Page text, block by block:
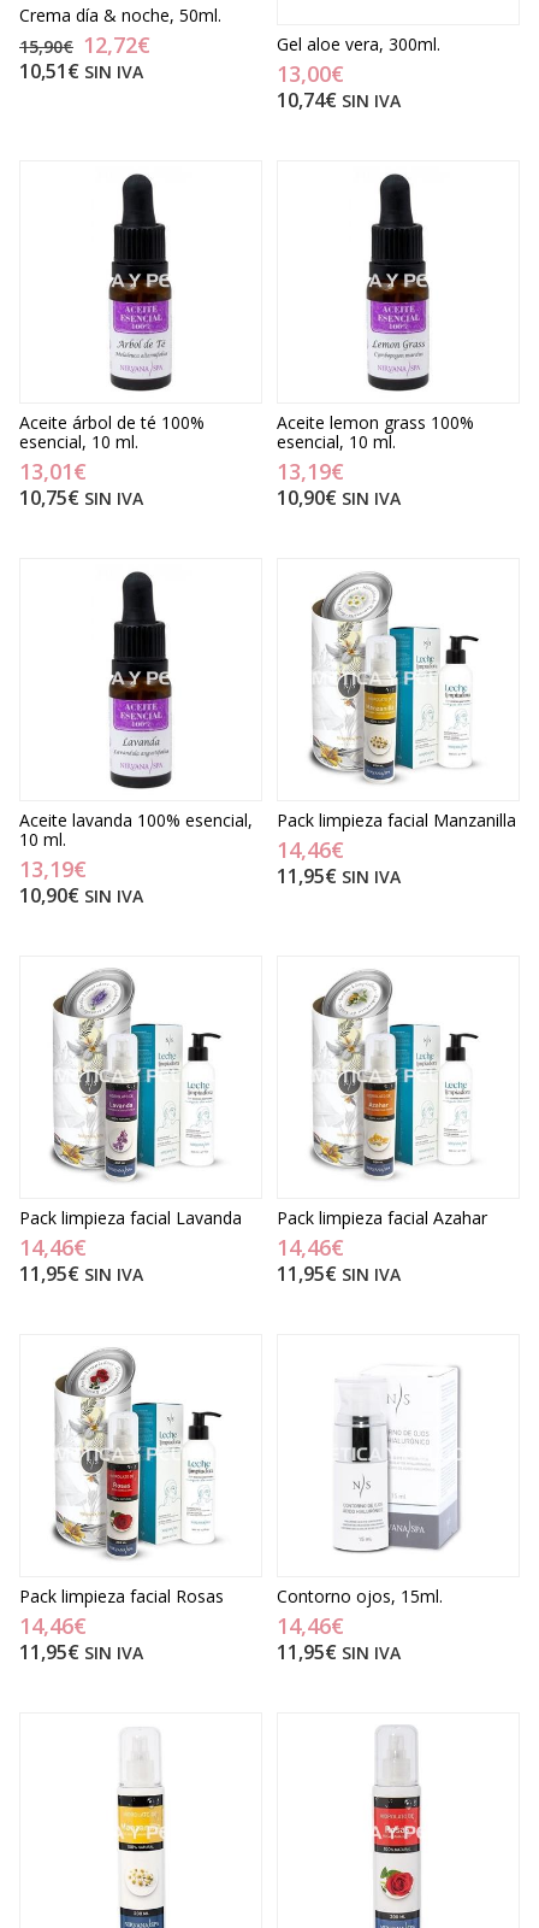
Crema día & noche, 50ml.
15,90€ 12,72€
10,51€ SIN IVA
Gel aloe vera, 300ml.
13,00€
10,74€ SIN IVA
Aceite árbol de té 100%
esencial, 10 ml.
13,01€
10,75€ SIN IVA
Aceite lemon grass 100%
esencial, 10 ml.
13,19€
10,90€ SIN IVA
Aceite lavanda 100% esencial,
10 ml.
13,19€
10,90€ SIN IVA
Pack limpieza facial Manzanilla
14,46€
11,95€ SIN IVA
Pack limpieza facial Lavanda
14,46€
11,95€ SIN IVA
Pack limpieza facial Azahar
14,46€
11,95€ SIN IVA
Pack limpieza facial Rosas
14,46€
11,95€ SIN IVA
Contorno ojos, 15ml.
14,46€
11,95€ SIN IVA